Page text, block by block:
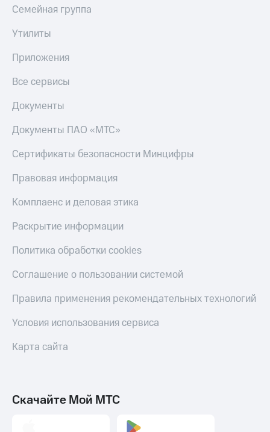
Семейная группа
Утилиты
Приложения
Все сервисы
Документы
Документы ПАО «МТС»
Сертификаты безопасности Минцифры
Правовая информация
Комплаенс и деловая этика
Раскрытие информации
Политика обработки cookies
Соглашение о пользовании системой
Правила применения рекомендательных технологий
Условия использования сервиса
Карта сайта
Скачайте Мой МТС